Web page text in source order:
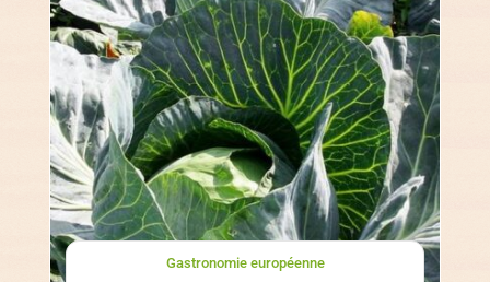
Gastronomie européenne